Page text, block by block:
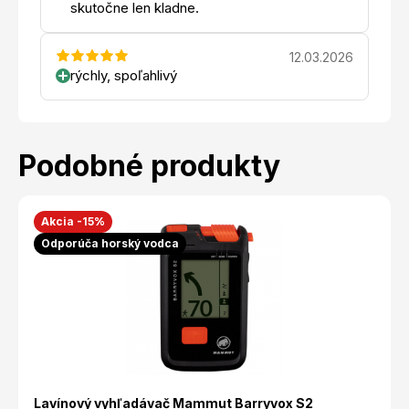
skutočne len kladne.
12.03.2026
rýchly, spoľahlivý
Podobné produkty
Akcia -15%
Odporúča horský vodca
Lavínový vyhľadávač Mammut Barryvox S2